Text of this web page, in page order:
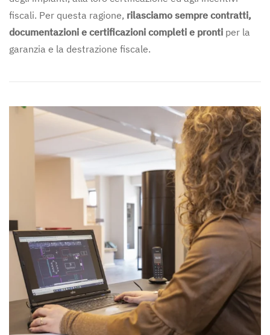
fiscali. Per questa ragione, rilasciamo sempre contratti,
documentazioni e certificazioni completi e pronti per la
garanzia e la destrazione fiscale.